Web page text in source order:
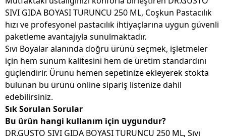
SIVI GIDA BOYASI TURUNCU 250 ML, Coşkun Pastacılık
hızı ve profesyonel pastacılık ihtiyaçlarına uygun güvenli
paketleme avantajıyla sunulmaktadır.
Sıvı Boyalar alanında doğru ürünü seçmek, işletmeler
için hem sunum kalitesini hem de üretim standardını
güçlendirir. Ürünü hemen sepetinize ekleyerek stokta
bulunan bu ürünü online sipariş listenize dahil
edebilirsiniz.
Sık Sorulan Sorular
Bu ürün hangi kullanım için uygundur?
DR.GUSTO SIVI GIDA BOYASI TURUNCU 250 ML, Sıvı